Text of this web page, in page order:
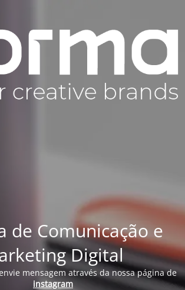
de Comunicação e
Digital
mensagem através da nossa página de
instagram